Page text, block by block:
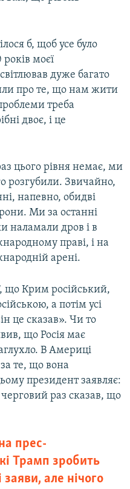
б, щоб усе було
моєї
дуже багато
про те, що нам жити
треба
двоє, і це
цього рівня немає, ми
розгубили. Звичайно,
напевно, обидві
Ми за останні
наламали дров і в
праві, і на
арені.
що Крим російський,
а потім усі
це сказав». Чи то
що Росія має
В Америці
те, що вона
президент заявляє:
черговий раз сказав, що
прес-
Трамп зробить
заяви, але нічого